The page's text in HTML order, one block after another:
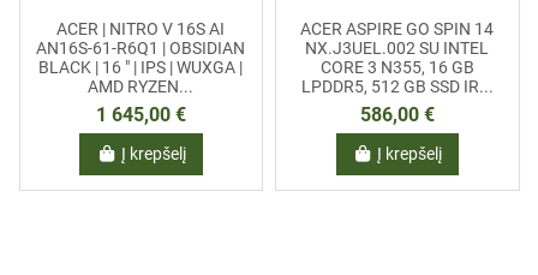
ACER | NITRO V 16S AI
AN16S-61-R6Q1 | OBSIDIAN
BLACK | 16 " | IPS | WUXGA |
AMD RYZEN...
1 645,00 €
Į krepšelį
ACER ASPIRE GO SPIN 14
NX.J3UEL.002 SU INTEL
CORE 3 N355, 16 GB
LPDDR5, 512 GB SSD IR...
586,00 €
Į krepšelį